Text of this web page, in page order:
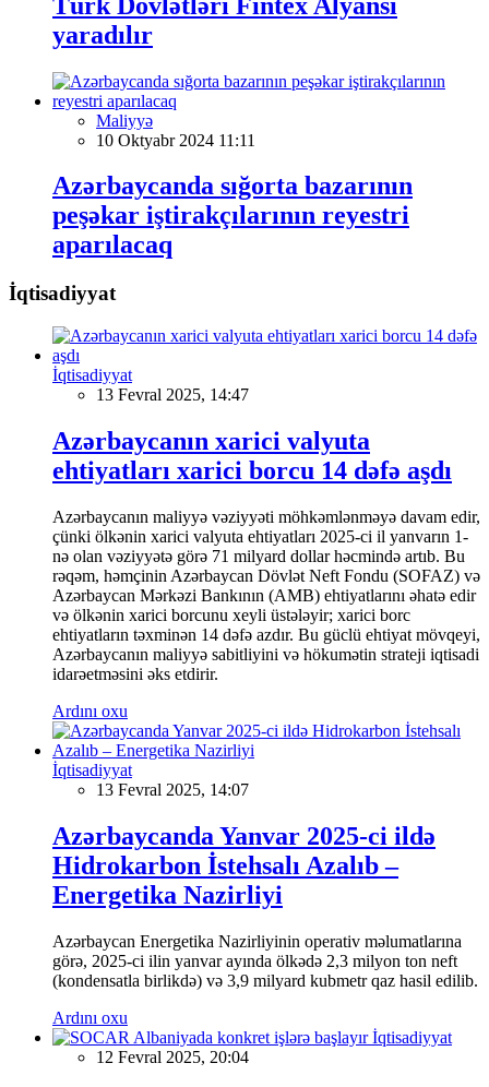
yaradılır
Maliyyə
10 Oktyabr 2024 11:11
Azərbaycanda sığorta bazarının
peşəkar iştirakçılarının reyestri
aparılacaq
İqtisadiyyat
İqtisadiyyat
13 Fevral 2025, 14:47
Azərbaycanın xarici valyuta
ehtiyatları xarici borcu 14 dəfə aşdı
Azərbaycanın maliyyə vəziyyəti möhkəmlənməyə davam edir,
çünki ölkənin xarici valyuta ehtiyatları 2025-ci il yanvarın 1-
nə olan vəziyyətə görə 71 milyard dollar həcmində artıb. Bu
rəqəm, həmçinin Azərbaycan Dövlət Neft Fondu (SOFAZ) və
Azərbaycan Mərkəzi Bankının (AMB) ehtiyatlarını əhatə edir
və ölkənin xarici borcunu xeyli üstələyir; xarici borc
ehtiyatların təxminən 14 dəfə azdır. Bu güclü ehtiyat mövqeyi,
Azərbaycanın maliyyə sabitliyini və hökumətin strateji iqtisadi
idarəetməsini əks etdirir.
Ardını oxu
İqtisadiyyat
13 Fevral 2025, 14:07
Azərbaycanda Yanvar 2025-ci ildə
Hidrokarbon İstehsalı Azalıb –
Energetika Nazirliyi
Azərbaycan Energetika Nazirliyinin operativ məlumatlarına
görə, 2025-ci ilin yanvar ayında ölkədə 2,3 milyon ton neft
(kondensatla birlikdə) və 3,9 milyard kubmetr qaz hasil edilib.
Ardını oxu
İqtisadiyyat
12 Fevral 2025, 20:04